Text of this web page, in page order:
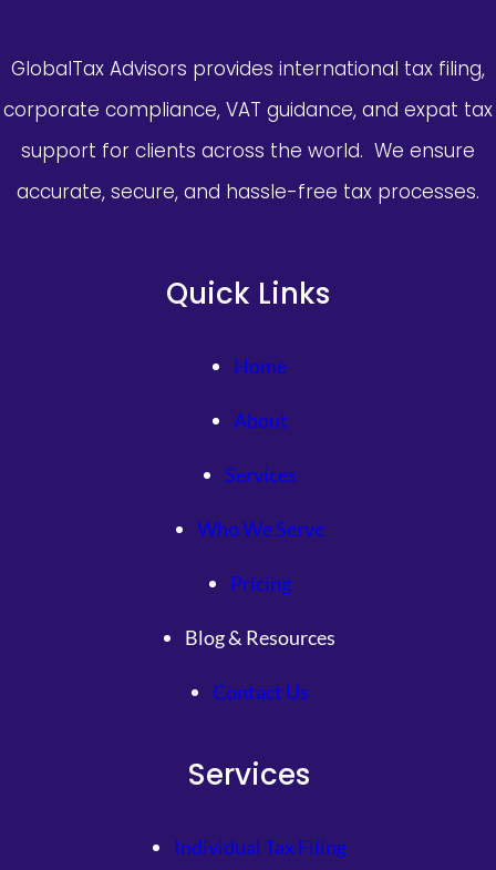
GlobalTax Advisors provides international tax filing,
corporate compliance, VAT guidance, and expat tax
support for clients across the world. We ensure
accurate, secure, and hassle-free tax processes.
Quick Links
Home
About
Services
Who We Serve
Pricing
Blog & Resources
Contact Us
Services
Individual Tax Filing